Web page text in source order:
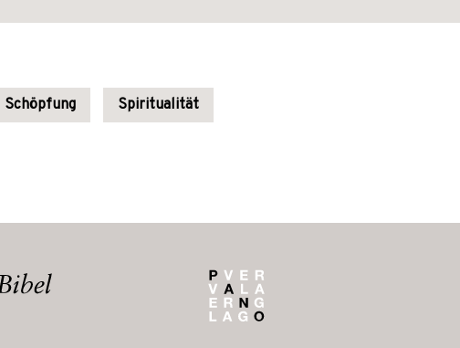
Schöpfung Spiritualität